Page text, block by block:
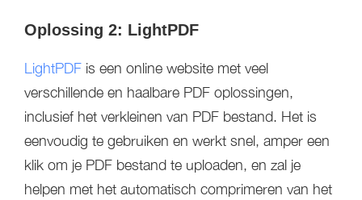
Oplossing 2: LightPDF
LightPDF is een online website met veel
verschillende en haalbare PDF oplossingen,
inclusief het verkleinen van PDF bestand. Het is
eenvoudig te gebruiken en werkt snel, amper een
klik om je PDF bestand te uploaden, en zal je
helpen met het automatisch comprimeren van het